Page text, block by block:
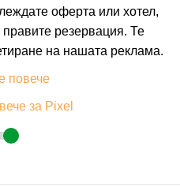
оферта или хотел,
правите резервация. Те
на нашата реклама.
повече
за Pixel